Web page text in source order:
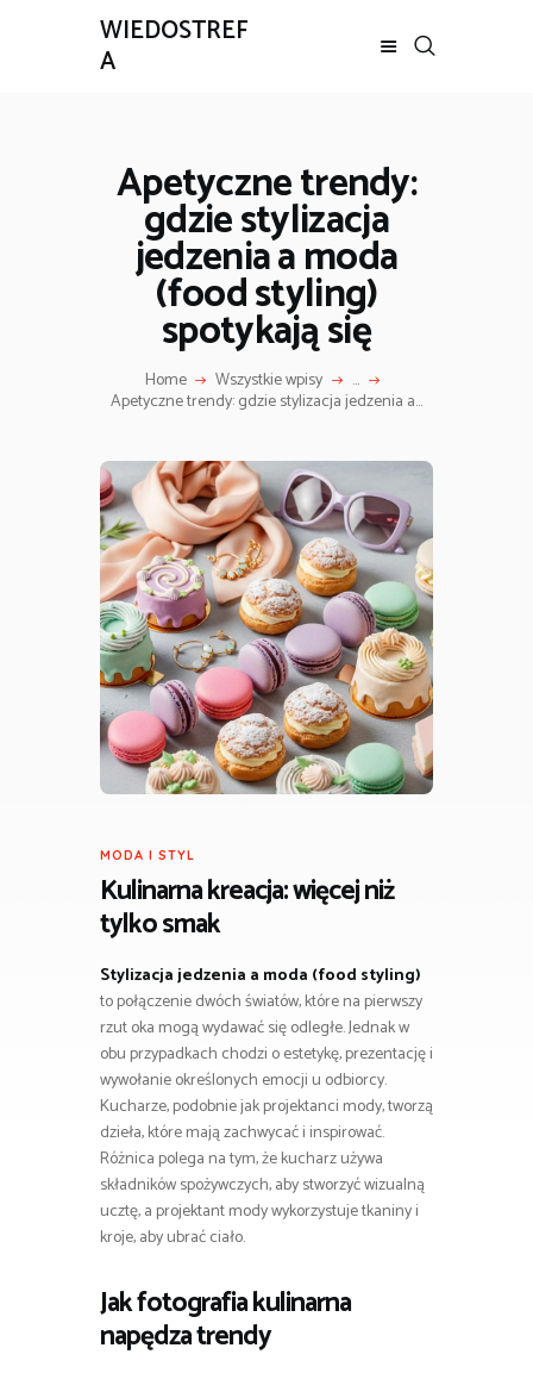
WIEDOSTREF
A
Apetyczne trendy:
gdzie stylizacja
jedzenia a moda
(food styling)
spotykają się
Home Wszystkie wpisy ...
Apetyczne trendy: gdzie stylizacja jedzenia a...
MODA I STYL
Kulinarna kreacja: więcej niż
tylko smak
Stylizacja jedzenia a moda (food styling)
to połączenie dwóch światów, które na pierwszy
rzut oka mogą wydawać się odległe. Jednak w
obu przypadkach chodzi o estetykę, prezentację i
wywołanie określonych emocji u odbiorcy.
Kucharze, podobnie jak projektanci mody, tworzą
dzieła, które mają zachwycać i inspirować.
Różnica polega na tym, że kucharz używa
składników spożywczych, aby stworzyć wizualną
ucztę, a projektant mody wykorzystuje tkaniny i
kroje, aby ubrać ciało.
Jak fotografia kulinarna
napędza trendy